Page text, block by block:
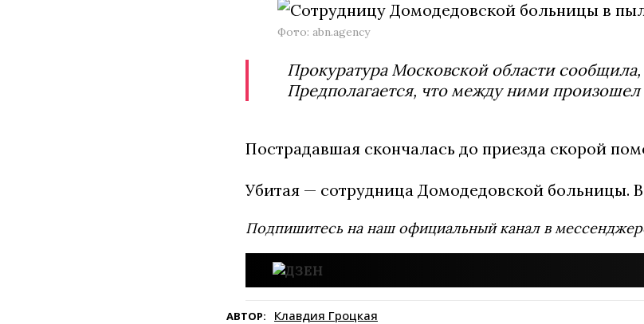
Фото: abn.agency
Прокуратура Московской области
Предполагается, что между ними
Пострадавшая скончалась до приезда скорой
Убитая — сотрудница Домодедовской больницы.
Подпишитесь на наш официальный канал в
АВТОР: Клавдия Гроцкая